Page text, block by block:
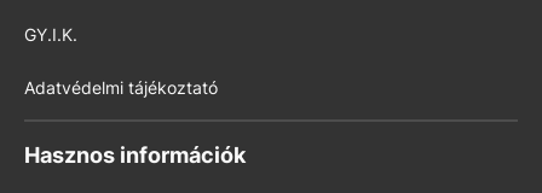
GY.I.K.
Adatvédelmi tájékoztató
Hasznos információk